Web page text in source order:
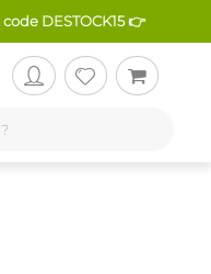
DESTOCK15 👉